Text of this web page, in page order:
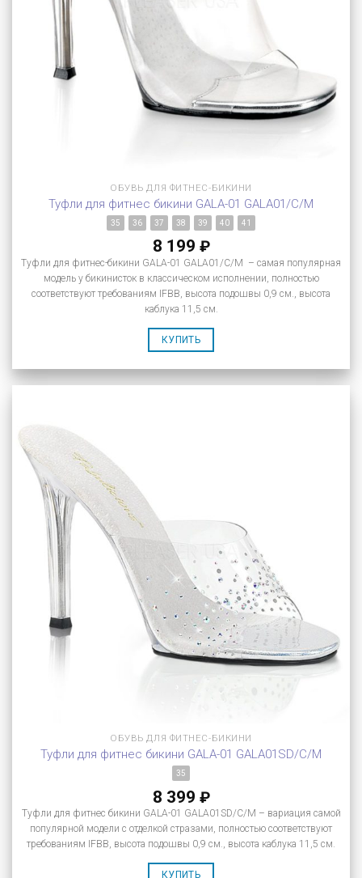
ОБУВЬ ДЛЯ ФИТНЕС-БИКИНИ
Туфли для фитнес бикини GALA-01 GALA01/C/M
35 36 37 38 39 40 41
8 199 ₽
Туфли для фитнес-бикини GALA-01 GALA01/C/M – самая популярная
модель у бикинисток в классическом исполнении, полностью
соответствуют требованиям IFBB, высота подошвы 0,9 см., высота
каблука 11,5 см.
КУПИТЬ
ОБУВЬ ДЛЯ ФИТНЕС-БИКИНИ
Туфли для фитнес бикини GALA-01 GALA01SD/C/M
35
8 399 ₽
Туфли для фитнес бикини GALA-01 GALA01SD/C/M – вариация самой
популярной модели с отделкой стразами, полностью соответствуют
требованиям IFBB, высота подошвы 0,9 см., высота каблука 11,5 см.
КУПИТЬ